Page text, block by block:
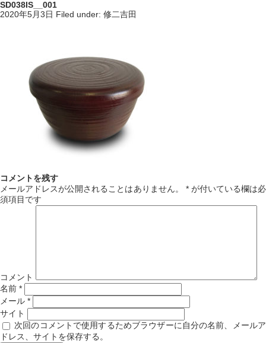
SD038IS__001
2020年5月3日 Filed under: 修二吉田
コメントを残す
メールアドレスが公開されることはありません。
*が付いている欄は必
須項目です
コメント
名前 *
メール *
サイト
次回のコメントで使用するためブラウザーに自分の名前、メールア
ドレス、サイトを保存する。